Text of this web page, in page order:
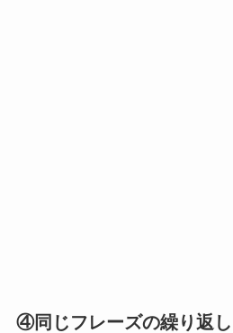
④同じフレーズの繰り返し